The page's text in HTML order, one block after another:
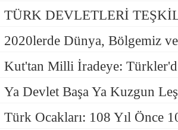
TÜRK DEVLETLERİ
2020lerde Dünya, Bölgemiz
Kut'tan Milli İradeye:
Ya Devlet Başa Ya Kuzgun
Türk Ocakları: 108 Yıl Önce